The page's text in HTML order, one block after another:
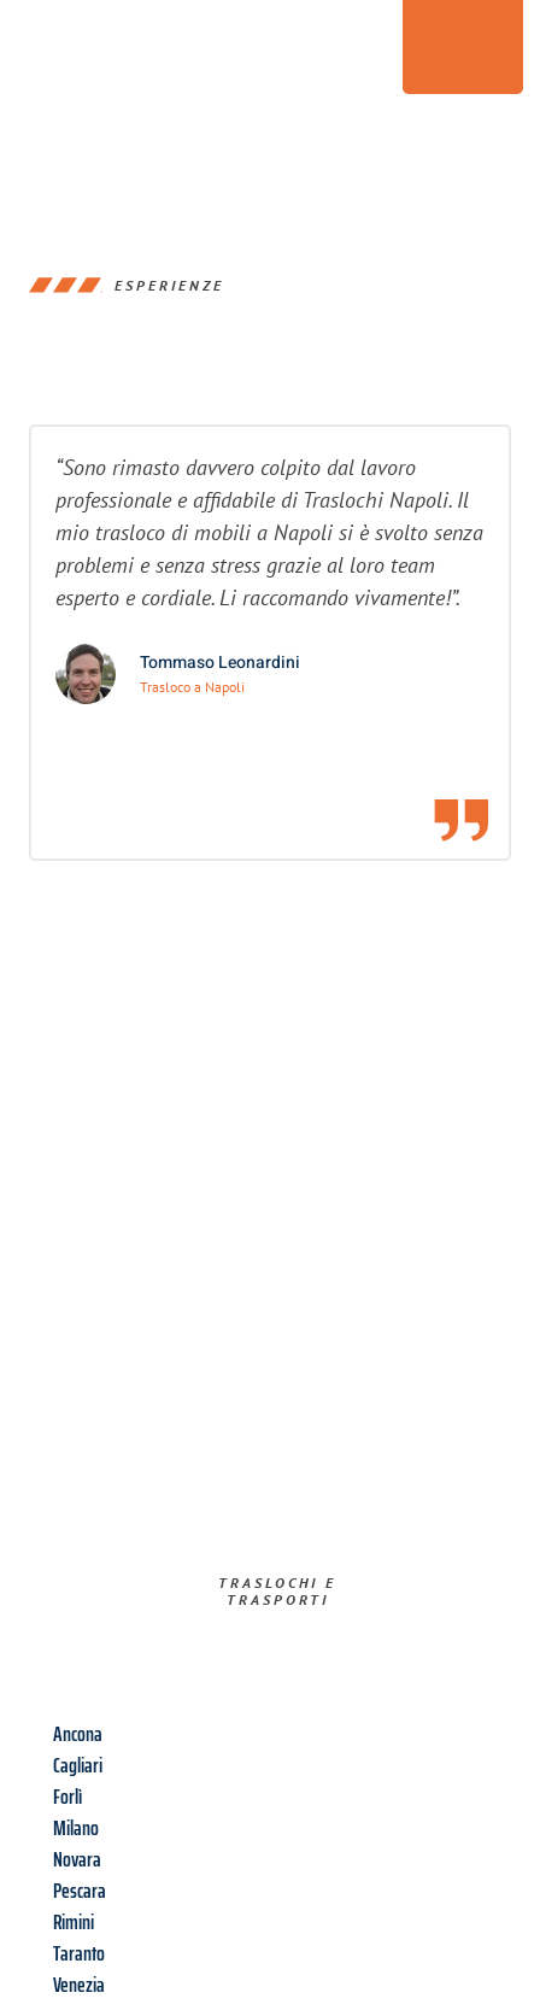
ESPERIENZE
“Sono rimasto davvero colpito dal lavoro
professionale e affidabile di Traslochi Napoli. Il
mio trasloco di mobili a Napoli si è svolto senza
problemi e senza stress grazie al loro team
esperto e cordiale. Li raccomando vivamente!”.
Tommaso Leonardini
Trasloco a Napoli
TRASLOCHI E
TRASPORTI​
Ancona
Cagliari
Forlì
Milano
Novara
Pescara
Rimini
Taranto
Venezia